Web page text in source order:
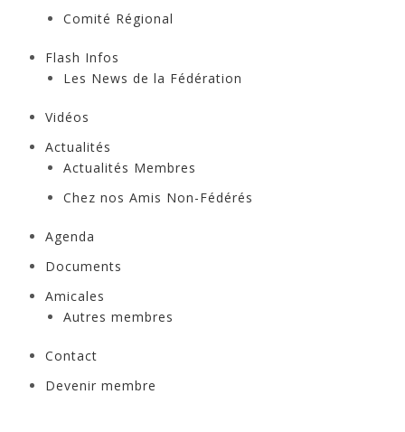
Comité Régional
Flash Infos
Les News de la Fédération
Vidéos
Actualités
Actualités Membres
Chez nos Amis Non-Fédérés
Agenda
Documents
Amicales
Autres membres
Contact
Devenir membre